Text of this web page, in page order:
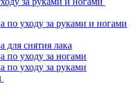
по уходу за руками и ногами
для снятия лака
по уходу за ногами
по уходу за руками